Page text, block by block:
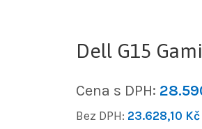
Dell G15
Cena s DPH:
Bez DPH: 23.628,10 Kč